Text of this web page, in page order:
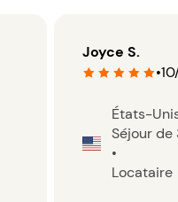
Joyce S.
•
États-
Séjour
•
Locataire